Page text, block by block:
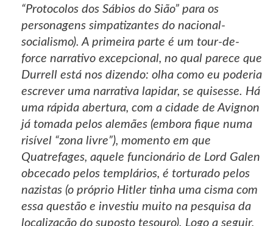
“Protocolos dos Sábios do Sião” para os
personagens simpatizantes do nacional-
socialismo). A primeira parte é um tour-de-
force narrativo excepcional, no qual parece que
Durrell está nos dizendo: olha como eu poderia
escrever uma narrativa lapidar, se quisesse. Há
uma rápida abertura, com a cidade de Avignon
já tomada pelos alemães (embora fique numa
risível “zona livre”), momento em que
Quatrefages, aquele funcionário de Lord Galen
obcecado pelos templários, é torturado pelos
nazistas (o próprio Hitler tinha uma cisma com
essa questão e investiu muito na pesquisa da
localização do suposto tesouro). Logo a seguir,